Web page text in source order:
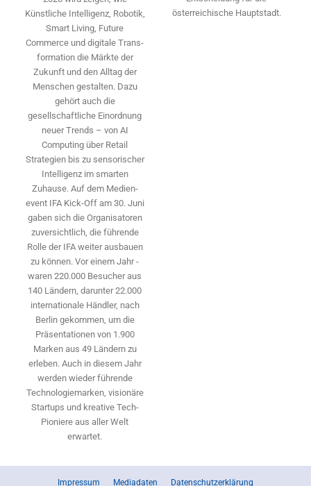
Künstliche Intelligenz, Robotik,
Smart Living, Future
Commerce und digitale Trans­
formation die Märkte der
Zukunft und den Alltag der
Menschen gestalten. Dazu
gehört auch die
gesellschaftliche Einordnung
neuer Trends – von AI
Computing über Retail
Strategien bis zu sensorischer
Intelligenz im smarten
Zuhause. Auf dem Medien­
event IFA Kick-Off am 30. Juni
gaben sich die Organisatoren
zuversichtlich, die führende
Rolle der IFA weiter ausbauen
zu können. Vor einem Jahr ­
waren 220.000 Besucher aus
140 ­Ländern, ­darunter 22.000
internationale Händler, nach
Berlin gekommen, um die
Präsen­tationen von 1.900
Marken aus 49 Ländern zu
erleben. Auch in diesem Jahr
werden wieder führende
Technologiemarken, visionäre
Startups und ­kreative Tech-
Pioniere aus aller Welt
erwartet.
österreichische Hauptstadt.
Impressum Mediadaten Datenschutzerklärung